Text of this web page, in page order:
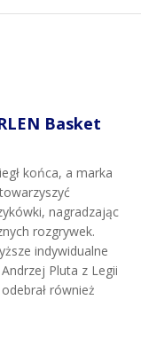
Basket
końca, a marka
nagradzając
rozgrywek.
indywidualne
Pluta z Legii
również